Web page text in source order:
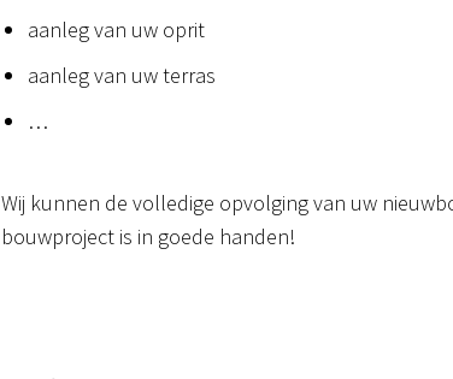
aanleg van uw oprit
aanleg van uw terras
…
Wij kunnen de volledige opvolging van uw
bouwproject is in goede handen!